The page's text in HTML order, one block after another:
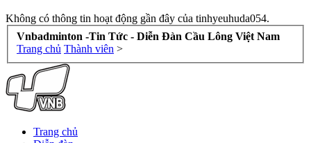
Không có thông tin hoạt động gần đây của tinhyeuhuda054.
Vnbadminton -Tin Tức - Diễn Đàn Cầu Lông Việt Nam
Trang chủ Thành viên >
Trang chủ